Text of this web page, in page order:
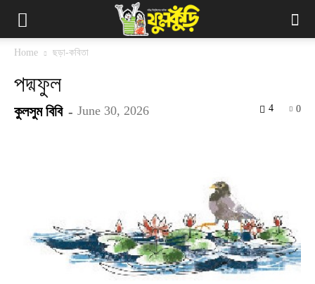
Home ছড়া-কবিতা
পদ্মফুল
কুলসুম বিবি - June 30, 2026 0
4